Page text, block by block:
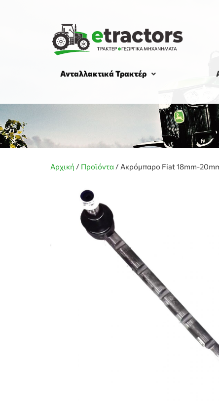
Ανταλλακτικά Τρακτέρ
Αρχική / Προϊόντα / Ακρόμπαρο Fiat 18mm-